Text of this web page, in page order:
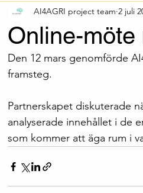
Online-möte
AI4AGRI project team 2 juli
Den 12 mars genomförde
framsteg.
Partnerskapet diskuterade
analyserade innehållet i de
som kommer att äga rum i